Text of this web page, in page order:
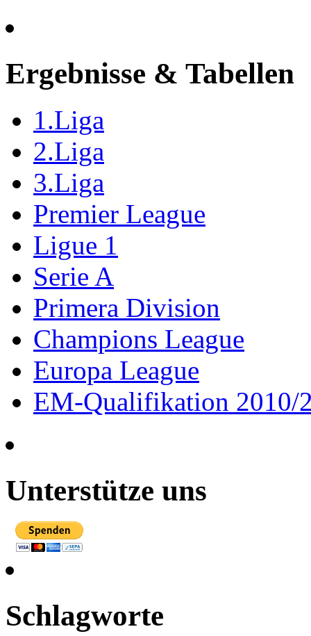
Ergebnisse & Tabellen
1.Liga
2.Liga
3.Liga
Premier League
Ligue 1
Serie A
Primera Division
Champions League
Europa League
EM-Qualifikation 2010/
Unterstütze uns
Schlagworte